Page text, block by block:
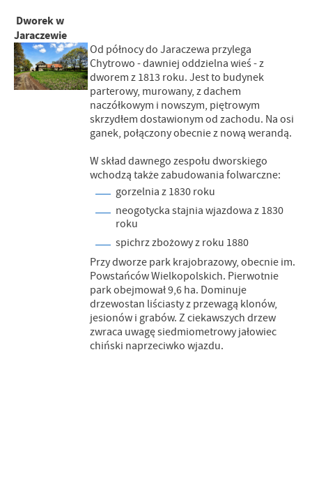
Dworek w
Jaraczewie
Od północy do Jaraczewa przylega
Chytrowo - dawniej oddzielna wieś - z
dworem z 1813 roku. Jest to budynek
parterowy, murowany, z dachem
naczółkowym i nowszym, piętrowym
skrzydłem dostawionym od zachodu. Na osi
ganek, połączony obecnie z nową werandą.
W skład dawnego zespołu dworskiego
wchodzą także zabudowania folwarczne:
gorzelnia z 1830 roku
neogotycka stajnia wjazdowa z 1830
roku
spichrz zbożowy z roku 1880
Przy dworze park krajobrazowy, obecnie im.
Powstańców Wielkopolskich. Pierwotnie
park obejmował 9,6 ha. Dominuje
drzewostan liściasty z przewagą klonów,
jesionów i grabów. Z ciekawszych drzew
zwraca uwagę siedmiometrowy jałowiec
chiński naprzeciwko wjazdu.